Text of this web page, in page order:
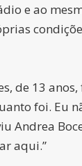
e ao
de 13
foi. Eu
Andrea
aqui.”